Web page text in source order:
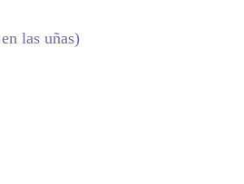
las uñas)